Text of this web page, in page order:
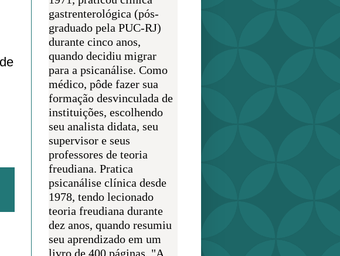
gastrenterológica (pós-
graduado pela PUC-RJ)
durante cinco anos,
quando decidiu migrar
para a psicanálise. Como
médico, pôde fazer sua
formação desvinculada de
instituições, escolhendo
seu analista didata, seu
supervisor e seus
professores de teoria
freudiana. Pratica
psicanálise clínica desde
1978, tendo lecionado
teoria freudiana durante
dez anos, quando resumiu
seu aprendizado em um
livro de 400 páginas, "A